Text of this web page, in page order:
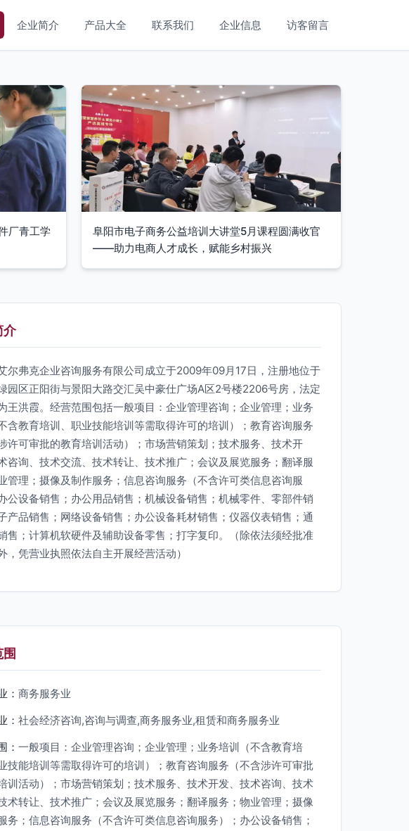
企业简介 产品大全 联系我们 企业信息 访客留言
厂青工学
阜阳市电子商务公益培训大讲堂5月课程圆满收官
——助力电商人才成长，赋能乡村振兴
介
尔弗克企业咨询服务有限公司成立于2009年09月17日，注册地位于
园区正阳街与景阳大路交汇吴中豪仕广场A区2号楼2206号房，法定
王洪霞。经营范围包括一般项目：企业管理咨询；企业管理；业务
含教育培训、职业技能培训等需取得许可的培训）；教育咨询服务
涉许可审批的教育培训活动）；市场营销策划；技术服务、技术开
咨询、技术交流、技术转让、技术推广；会议及展览服务；翻译服
管理；摄像及制作服务；信息咨询服务（不含许可类信息咨询服
公设备销售；办公用品销售；机械设备销售；机械零件、零部件销
产品销售；网络设备销售；办公设备耗材销售；仪器仪表销售；通
售；计算机软硬件及辅助设备零售；打字复印。（除依法须经批准
，凭营业执照依法自主开展经营活动）
： 商务服务业
： 社会经济咨询,咨询与调查,商务服务业,租赁和商务服务业
： 一般项目：企业管理咨询；企业管理；业务培训（不含教育培
技能培训等需取得许可的培训）；教育咨询服务（不含涉许可审批
训活动）；市场营销策划；技术服务、技术开发、技术咨询、技术
术转让、技术推广；会议及展览服务；翻译服务；物业管理；摄像
务；信息咨询服务（不含许可类信息咨询服务）；办公设备销售；